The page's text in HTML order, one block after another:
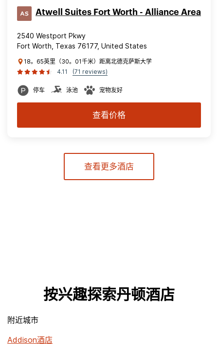
Atwell Suites Fort Worth - Alliance Area
2540 Westport Pkwy
Fort Worth, Texas 76177, United States
18。65英里（30。01千米）距离北德克萨斯大学
4.11
(71 reviews)
停车 泳池 宠物友好
查看价格
查看更多酒店
按兴趣探索丹顿酒店
附近城市
Addison酒店